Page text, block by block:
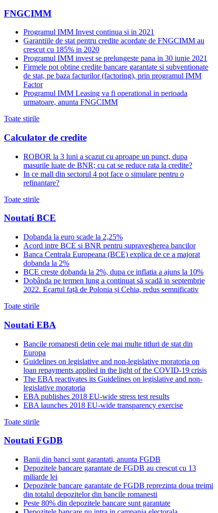
FNGCIMM
Programul IMM Invest continua si in 2021
Garantiile de stat pentru credite acordate de FNGCIMM au
crescut cu 185% in 2020
Programul IMM invest se prelungeste pana in 30 iunie 2021
Firmele pot obtine credite bancare garantate si subventionate
de stat, pe baza facturilor (factoring), prin programul IMM
Factor
Programul IMM Leasing va fi operational in perioada
urmatoare, anunta FNGCIMM
Toate stirile
Calculator de credite
ROBOR la 3 luni a scazut cu aproape un punct, dupa
masurile luate de BNR; cu cat se reduce rata la credite?
In ce mall din sectorul 4 pot face o simulare pentru o
refinantare?
Toate stirile
Noutati BCE
Dobanda la euro scade la 2,25%
Acord intre BCE si BNR pentru supravegherea bancilor
Banca Centrala Europeana (BCE) explica de ce a majorat
dobanda la 2%
BCE creste dobanda la 2%, dupa ce inflatia a ajuns la 10%
Dobânda pe termen lung a continuat să scadă in septembrie
2022. Ecartul față de Polonia și Cehia, redus semnificativ
Toate stirile
Noutati EBA
Bancile romanesti detin cele mai multe titluri de stat din
Europa
Guidelines on legislative and non-legislative moratoria on
loan repayments applied in the light of the COVID-19 crisis
The EBA reactivates its Guidelines on legislative and non-
legislative moratoria
EBA publishes 2018 EU-wide stress test results
EBA launches 2018 EU-wide transparency exercise
Toate stirile
Noutati FGDB
Banii din banci sunt garantati, anunta FGDB
Depozitele bancare garantate de FGDB au crescut cu 13
miliarde lei
Depozitele bancare garantate de FGDB reprezinta doua treimi
din totalul depozitelor din bancile romanesti
Peste 80% din depozitele bancare sunt garantate